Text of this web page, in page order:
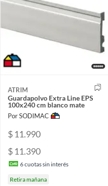
ATRIM
Guardapolvo Extra Line EPS
100x240 cm blanco mate
Por SODIMAC
$ 11.990
$ 11.390
6cuotas sin interés
Retira mañana